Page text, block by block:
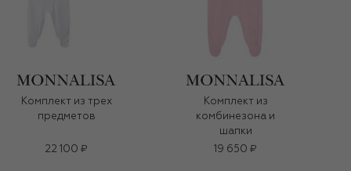
Комплект из трех
предметов
22 100 ₽
Комплект из
комбинезона и
шапки
19 650 ₽